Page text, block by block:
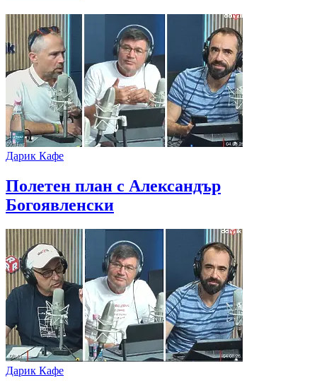
Дарик Кафе
Полетен план с Александър
Богоявленски
Дарик Кафе